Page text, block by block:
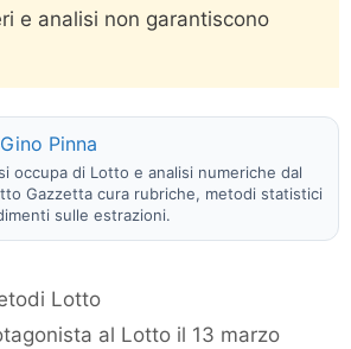
e analisi non garantiscono
Gino Pinna
occupa di Lotto e analisi numeriche dal
Gazzetta cura rubriche, metodi statistici
sulle estrazioni.
Lotto
al Lotto il 13 marzo